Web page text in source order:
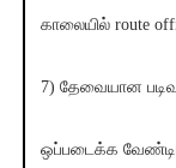
காலையில் route
7) தேவையான
ஒப்படைக்க